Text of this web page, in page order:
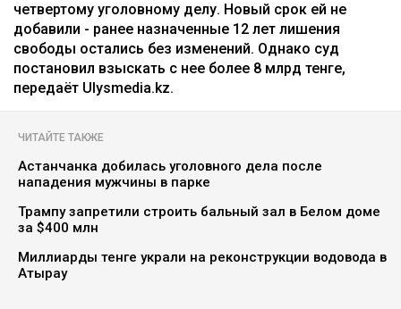
четвертому уголовному делу. Новый срок ей не
добавили - ранее назначенные 12 лет лишения
свободы остались без изменений. Однако суд
постановил взыскать с нее более 8 млрд тенге,
передаёт Ulysmedia.kz.
ЧИТАЙТЕ ТАКЖЕ
Астанчанка добилась уголовного дела после
нападения мужчины в парке
Трампу запретили строить бальный зал в Белом доме
за $400 млн
Миллиарды тенге украли на реконструкции водовода в
Атырау